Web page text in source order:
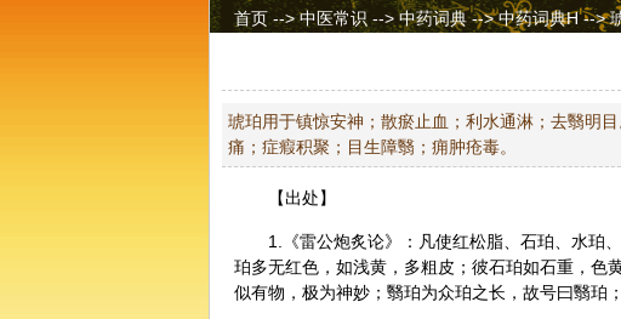
首页 -->中医常识 -->中药词典-->中药词典H-->
琥珀用于镇惊安神；散瘀止血；利水通淋；去翳明
痛；症瘕积聚；目生障翳；痈肿疮毒。
【出处】
1.《雷公炮炙论》：凡使红松脂、石珀、水珀
珀多无红色，如浅黄，多粗皮；彼石珀如石重，色
似有物，极为神妙；翳珀为众珀之长，故号曰翳珀